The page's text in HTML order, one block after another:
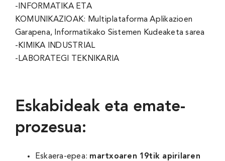
-INFORMATIKA ETA
KOMUNIKAZIOAK: Multiplataforma Aplikazioen
Garapena, Informatikako Sistemen Kudeaketa sarea
-KIMIKA INDUSTRIAL
-LABORATEGI TEKNIKARIA
Eskabideak eta emate-
prozesua:
Eskaera-epea: martxoaren 19tik apirilaren